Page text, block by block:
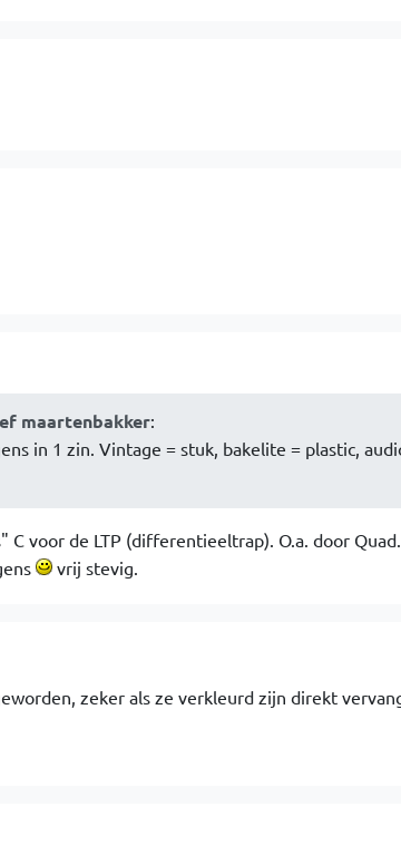
maartenbakker:
in 1 zin. Vintage = stuk, bakelite = plastic,
voor de LTP (differentieeltrap). O.a. door
vrij stevig.
zeker als ze verkleurd zijn direkt